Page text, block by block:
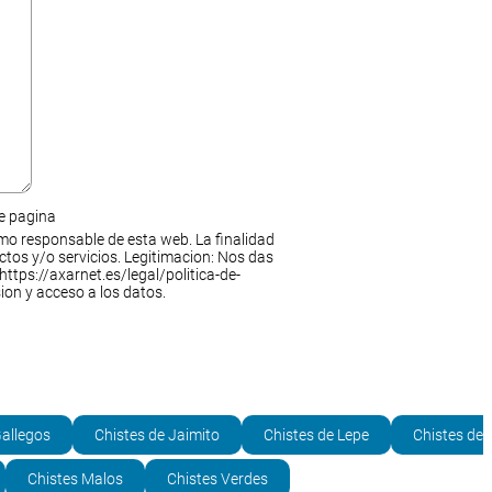
pagina
responsable de esta web. La finalidad
y/o servicios. Legitimacion: Nos das
axarnet.es/legal/politica-de-
y acceso a los datos.
Chistes de Jaimito Chistes de Lepe Chistes de
Chistes Malos Chistes Verdes